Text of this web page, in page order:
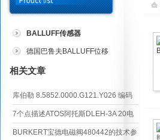
BALLUFF传感器
德国巴鲁夫BALLUFF位移
传感器
相关文章
库伯勒 8.5852.0000.G121.Y026 编码
器核心技术参数
7个点描述ATOS阿托斯DLEH-3A 20电
磁阀维护保养注意事项
BURKERT宝德电磁阀480442的技术参